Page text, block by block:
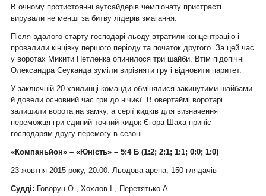
В очному протистоянні аутсайдерів чемпіонату пристрасті
вирували не менші за битву лідерів змагання.
Після вдалого старту господарі льоду втратили концентрацію і
провалили кінцівку першого періоду та початок другого. За цей час
у воротах Микити Петленка опинилося три шайби. Втім підопічні
Олександра Сеуканда зуміли вирівняти гру і відновити паритет.
У заключній 20-хвилинці команди обмінялися закинутими шайбами
й довели основний час гри до нічиєї. В овертаймі воротарі
залишили ворота на замку, а серії кидків для визначення
переможця гри єдиний точний кидок Єгора Шаха приніс
господарям другу перемогу в сезоні.
«Компаньйон» – «Юність» – 5:4 Б (1:2; 2:1; 1:1; 0:0; 1:0)
23 жовтня 2015 року, 20:00. Льодова арена, 150 глядачів
Судді: Говорун О., Хохлов І., Перетятько А.